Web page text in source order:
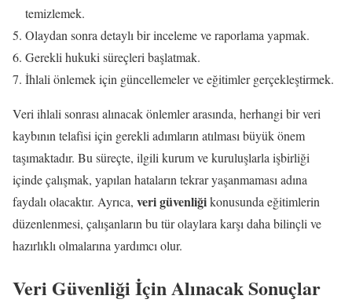
temizlemek.
Olaydan sonra detaylı bir inceleme ve raporlama yapmak.
Gerekli hukuki süreçleri başlatmak.
İhlali önlemek için güncellemeler ve eğitimler gerçekleştirmek.
Veri ihlali sonrası alınacak önlemler arasında, herhangi bir veri
kaybının telafisi için gerekli adımların atılması büyük önem
taşımaktadır. Bu süreçte, ilgili kurum ve kuruluşlarla işbirliği
içinde çalışmak, yapılan hataların tekrar yaşanmaması adına
faydalı olacaktır. Ayrıca, veri güvenliğikonusunda eğitimlerin
düzenlenmesi, çalışanların bu tür olaylara karşı daha bilinçli ve
hazırlıklı olmalarına yardımcı olur.
Veri Güvenliği İçin Alınacak Sonuçlar